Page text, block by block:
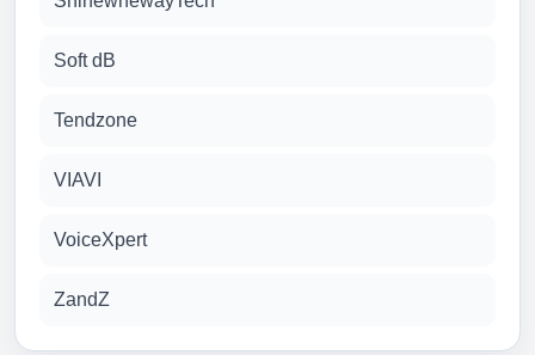
Soft dB
Tendzone
VIAVI
VoiceXpert
ZandZ